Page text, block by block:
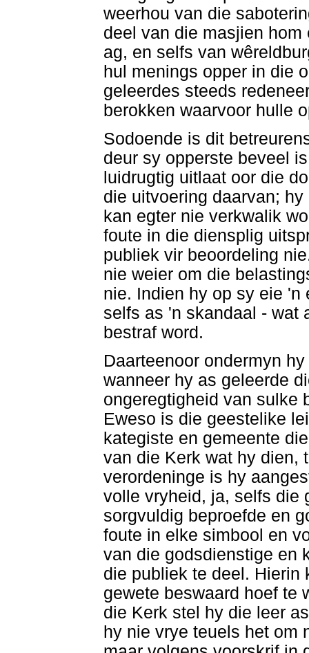
weerhou van die
deel van die masjien
ag, en selfs van
hul menings opper in die
geleerdes steeds
berokken waarvoor hulle
Sodoende is dit
deur sy opperste beveel
luidrugtig uitlaat oor die
die uitvoering daarvan;
kan egter nie verkwalik
foute in die diensplig
publiek vir beoordeling
nie weier om die
nie. Indien hy op sy eie 'n
selfs as 'n skandaal - wat
bestraf word.
Daarteenoor ondermyn
wanneer hy as geleerde
ongeregtigheid van sulke
Eweso is die geestelike
kategiste en gemeente
van die Kerk wat hy dien,
verordeninge is hy
volle vryheid, ja, selfs die
sorgvuldig beproefde en
foute in elke simbool en
van die godsdienstige en
die publiek te deel. Hierin
gewete beswaard hoef te
die Kerk stel hy die leer
hy nie vrye teuels het om